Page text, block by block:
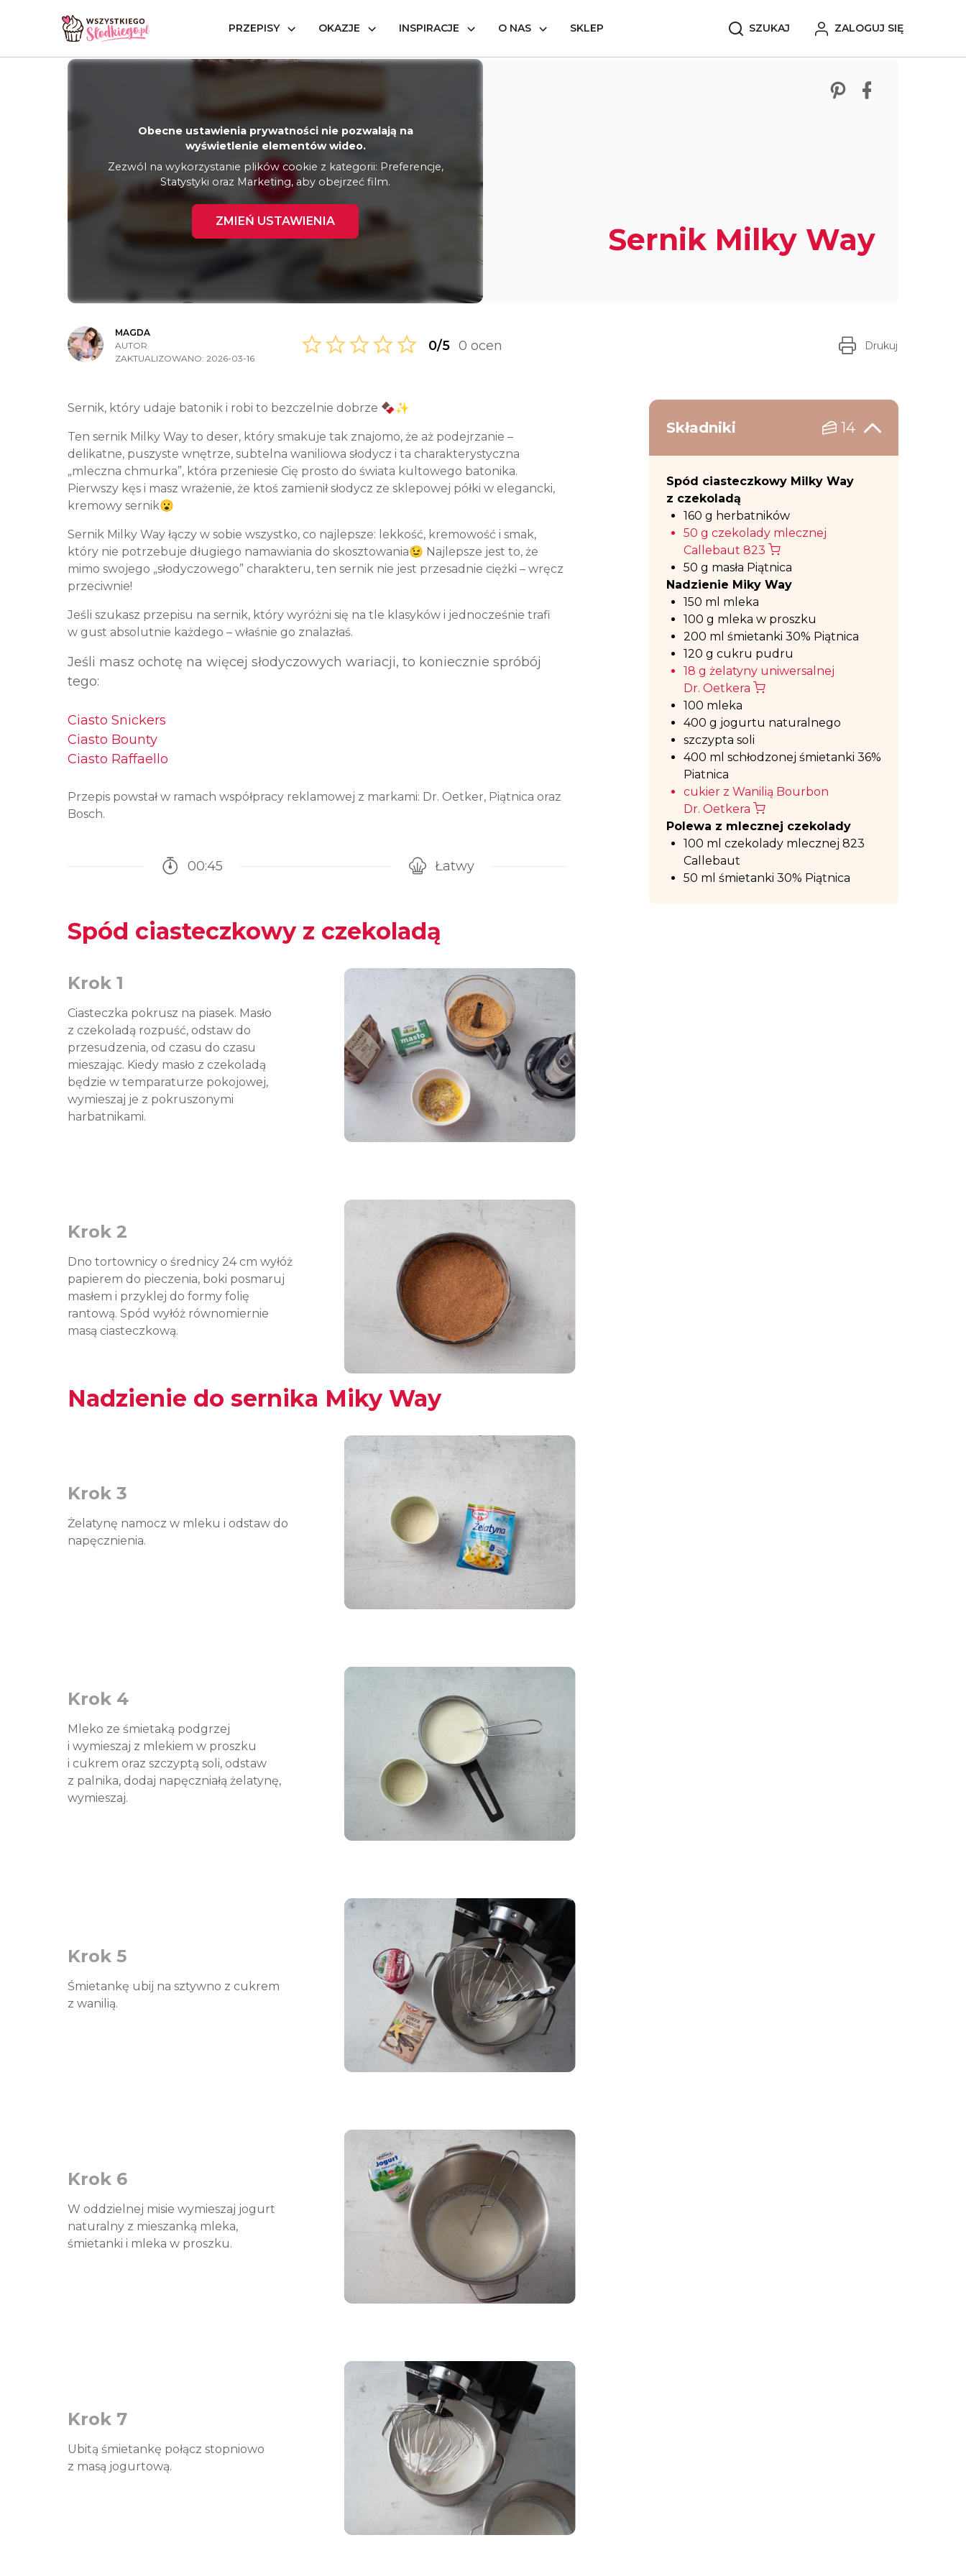
PRZEPISY OKAZJE INSPIRACJE O NAS SKLEP SZUKAJ ZALOGUJ SIĘ
Strona główna Przepisy Ciasta bez pieczenia Sernik Milky Way
Sernik Milky Way
Zobacz nasze
Udostępnij
Obecne ustawienia prywatności nie pozwalają na
wyświetlenie elementów wideo.
Zezwól na wykorzystanie plików cookie z kategorii: Preferencje,
Statystyki oraz Marketing, aby obejrzeć film.
ZMIEŃ USTAWIENIA
MAGDA
AUTOR
ZAKTUALIZOWANO: 2026-03-16
0/5 0 ocen Drukuj
Sernik, który udaje batonik i robi to bezczelnie dobrze 🍫✨
Ten sernik Milky Way to deser, który smakuje tak znajomo, że aż podejrzanie –
delikatne, puszyste wnętrze, subtelna waniliowa słodycz i ta charakterystyczna
„mleczna chmurka”, która przeniesie Cię prosto do świata kultowego batonika.
Pierwszy kęs i masz wrażenie, że ktoś zamienił słodycz ze sklepowej półki w elegancki,
kremowy sernik😮
Sernik Milky Way łączy w sobie wszystko, co najlepsze: lekkość, kremowość i smak,
który nie potrzebuje długiego namawiania do skosztowania😉 Najlepsze jest to, że
mimo swojego „słodyczowego” charakteru, ten sernik nie jest przesadnie ciężki – wręcz
przeciwnie!
Jeśli szukasz przepisu na sernik, który wyróżni się na tle klasyków i jednocześnie trafi
w gust absolutnie każdego – właśnie go znalazłaś.
Jeśli masz ochotę na więcej słodyczowych wariacji, to koniecznie spróbój
tego:
Ciasto Snickers
Ciasto Bounty
Ciasto Raffaello
Przepis powstał w ramach współpracy reklamowej z markami: Dr. Oetker, Piątnica oraz
Bosch.
00:45
Łatwy
Składniki 14
Spód ciasteczkowy Milky Way
z czekoladą
160 g herbatników
50 g czekolady mlecznej
Callebaut 823
50 g masła Piątnica
Nadzienie Miky Way
150 ml mleka
100 g mleka w proszku
200 ml śmietanki 30% Piątnica
120 g cukru pudru
18 g żelatyny uniwersalnej
Dr. Oetkera
100 mleka
400 g jogurtu naturalnego
szczypta soli
400 ml schłodzonej śmietanki 36%
Piatnica
cukier z Wanilią Bourbon
Dr. Oetkera
Polewa z mlecznej czekolady
100 ml czekolady mlecznej 823
Callebaut
50 ml śmietanki 30% Piątnica
Spód ciasteczkowy z czekoladą
Krok 1
Ciasteczka pokrusz na piasek. Masło
z czekoladą rozpuść, odstaw do
przesudzenia, od czasu do czasu
mieszając. Kiedy masło z czekoladą
będzie w temparaturze pokojowej,
wymieszaj je z pokruszonymi
harbatnikami.
Krok 2
Dno tortownicy o średnicy 24 cm wyłóż
papierem do pieczenia, boki posmaruj
masłem i przyklej do formy folię
rantową. Spód wyłóż równomiernie
masą ciasteczkową.
Nadzienie do sernika Miky Way
Krok 3
Żelatynę namocz w mleku i odstaw do
napęcznienia.
Krok 4
Mleko ze śmietaką podgrzej
i wymieszaj z mlekiem w proszku
i cukrem oraz szczyptą soli, odstaw
z palnika, dodaj napęczniałą żelatynę,
wymieszaj.
Krok 5
Śmietankę ubij na sztywno z cukrem
z wanilią.
Krok 6
W oddzielnej misie wymieszaj jogurt
naturalny z mieszanką mleka,
śmietanki i mleka w proszku.
Krok 7
Ubitą śmietankę połącz stopniowo
z masą jogurtową.
zaloguj